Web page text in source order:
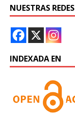
NUESTRAS REDES
INDEXADA EN